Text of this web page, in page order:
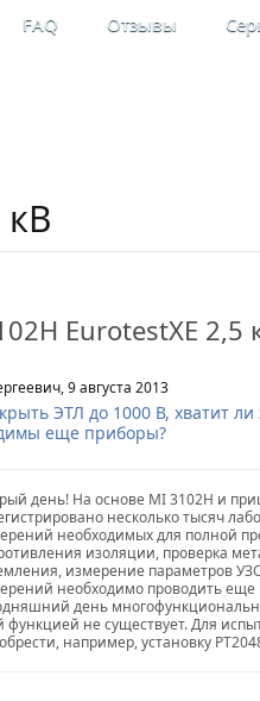
FAQ Отзывы
кВ
EurotestXE 2,5
9 августа 2013
ЭТЛ до 1000 В, хватит
еще приборы?
день! На основе MI 3102H и
несколько тысяч
необходимых для полной
изоляции, проверка
измерение параметров
необходимо проводить
день
функцией не существует. Для
например, установку